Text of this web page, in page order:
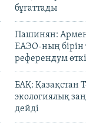
бұғаттады
Пашинян:
ЕАЭО-ның бірін
референдум
БАҚ: Қазақстан
экологиялық
дейді